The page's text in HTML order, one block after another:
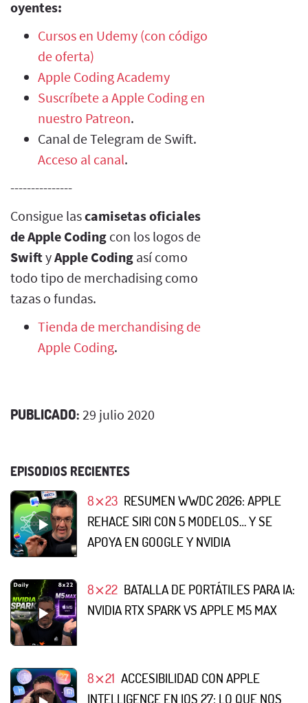
oyentes:
Cursos en Udemy (con código
de oferta)
Apple Coding Academy
Suscríbete a Apple Coding en
nuestro Patreon.
Canal de Telegram de Swift.
Acceso al canal.
---------------
Consigue lascamisetas oficiales
de Apple Coding con los logos de
SwiftyApple Coding así como
todo tipo de merchadising como
tazas o fundas.
Tienda de merchandising de
Apple Coding.
PUBLICADO: 29 julio 2020
EPISODIOS RECIENTES
8⨯23 RESUMEN WWDC 2026: APPLE
REHACE SIRI CON 5 MODELOS… Y SE
APOYA EN GOOGLE Y NVIDIA
8⨯22 BATALLA DE PORTÁTILES PARA IA:
NVIDIA RTX SPARK VS APPLE M5 MAX
8⨯21 ACCESIBILIDAD CON APPLE
INTELLIGENCE EN IOS 27: LO QUE NOS